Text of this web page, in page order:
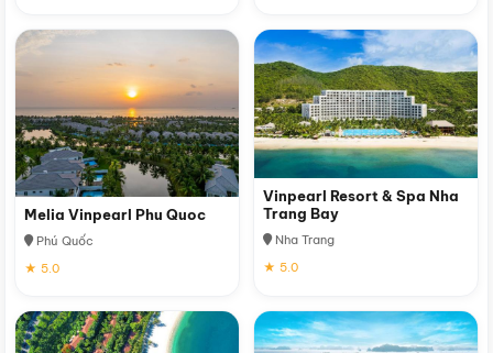
Melia Vinpearl Phu Quoc
Phú Quốc
★ 5.0
Vinpearl Resort & Spa Nha
Trang Bay
Nha Trang
★ 5.0